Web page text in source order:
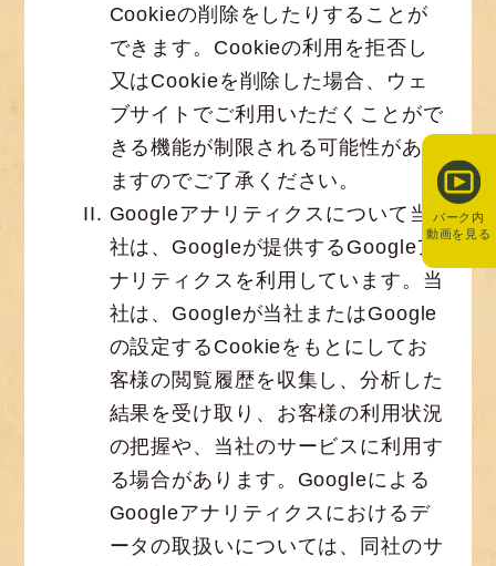
パーク内
動画を見る
Cookieの削除をしたりすることが
できます。Cookieの利用を拒否し
又はCookieを削除した場合、ウェ
ブサイトでご利用いただくことがで
きる機能が制限される可能性があり
ますのでご了承ください。
Googleアナリティクスについて当
社は、Googleが提供するGoogleア
ナリティクスを利用しています。当
社は、Googleが当社またはGoogle
の設定するCookieをもとにしてお
客様の閲覧履歴を収集し、分析した
結果を受け取り、お客様の利用状況
の把握や、当社のサービスに利用す
る場合があります。Googleによる
Googleアナリティクスにおけるデ
ータの取扱いについては、同社のサ